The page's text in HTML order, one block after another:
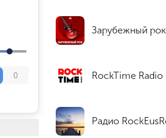
0
Зарубежный
RockTime Radio
Радио